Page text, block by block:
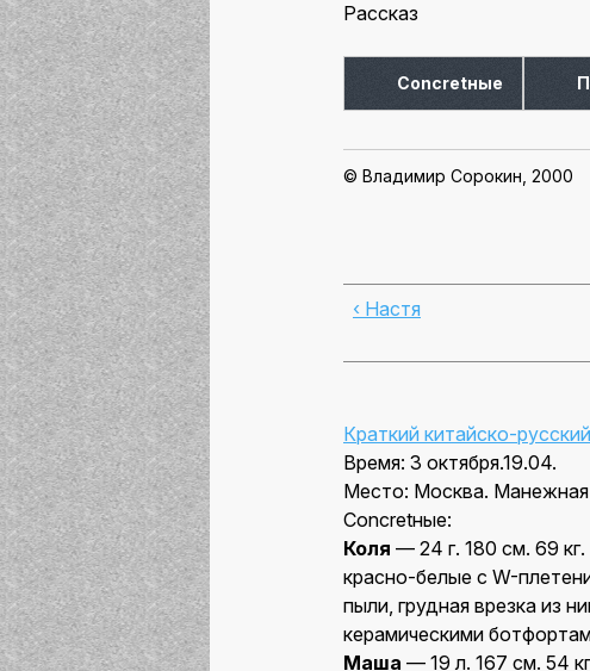
Рассказ
Concretные
© Владимир Сорокин, 2000
‹ Настя
Краткий китайско-
Время: 3 октября.19.04.
Место: Москва.
Concretные:
Коля — 24 г. 180 см. 69 кг.
красно-белые с W-
пыли, грудная врезка из
керамическими
Маша — 19 л. 167 см. 54